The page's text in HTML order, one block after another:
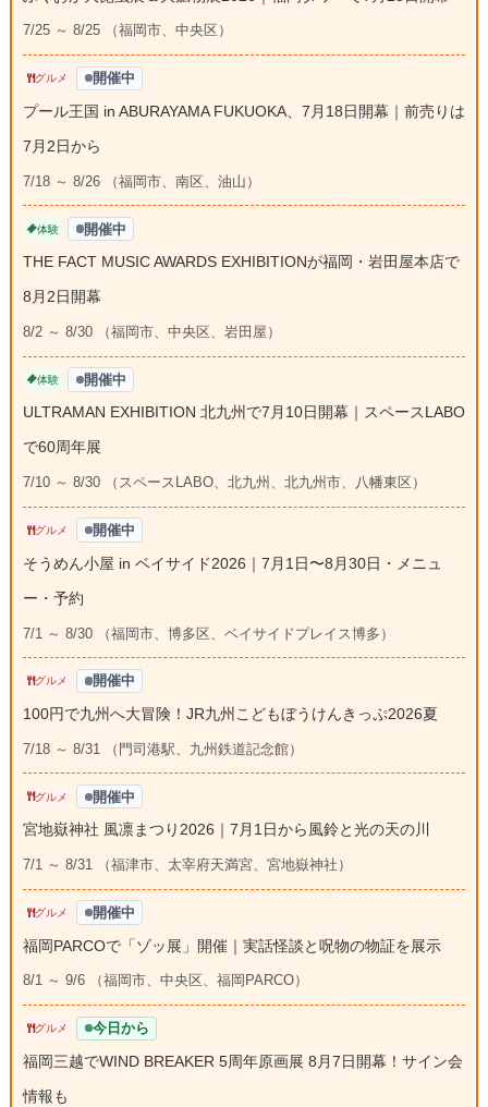
7/25 ～ 8/25 （福岡市、中央区）
グルメ 開催中
プール王国 in ABURAYAMA FUKUOKA、7月18日開幕｜前売りは
7月2日から
7/18 ～ 8/26 （福岡市、南区、油山）
体験 開催中
THE FACT MUSIC AWARDS EXHIBITIONが福岡・岩田屋本店で
8月2日開幕
8/2 ～ 8/30 （福岡市、中央区、岩田屋）
体験 開催中
ULTRAMAN EXHIBITION 北九州で7月10日開幕｜スペースLABO
で60周年展
7/10 ～ 8/30 （スペースLABO、北九州、北九州市、八幡東区）
グルメ 開催中
そうめん小屋 in ベイサイド2026｜7月1日〜8月30日・メニュ
ー・予約
7/1 ～ 8/30 （福岡市、博多区、ベイサイドプレイス博多）
グルメ 開催中
100円で九州へ大冒険！JR九州こどもぼうけんきっぷ2026夏
7/18 ～ 8/31 （門司港駅、九州鉄道記念館）
グルメ 開催中
宮地嶽神社 風凛まつり2026｜7月1日から風鈴と光の天の川
7/1 ～ 8/31 （福津市、太宰府天満宮、宮地嶽神社）
グルメ 開催中
福岡PARCOで「ゾッ展」開催｜実話怪談と呪物の物証を展示
8/1 ～ 9/6 （福岡市、中央区、福岡PARCO）
グルメ 今日から
福岡三越でWIND BREAKER 5周年原画展 8月7日開幕！サイン会
情報も